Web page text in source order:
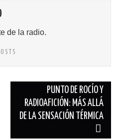
de la radio.
PUNTO DE ROCÍO Y
RADIOAFICIÓN: MÁS ALLÁ
DE LA SENSACIÓN TÉRMICA